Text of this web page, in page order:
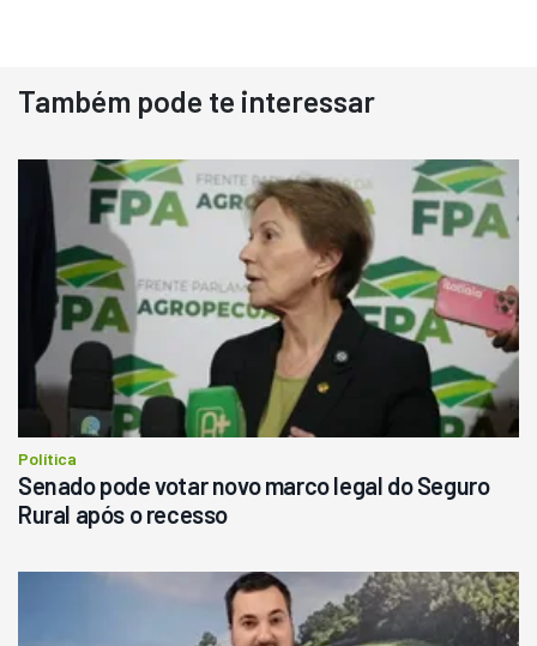
Destaque
Usado
Pá Carregadeira Cat 966
Ano 1987
Londrina
R$ 145.000
Consultar
Também pode te interessar
Política
Senado pode votar novo marco legal do Seguro
Rural após o recesso